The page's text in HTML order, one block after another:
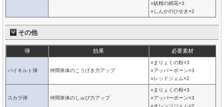
○妖精の綿花×3
○しんかのひせき×2
その他
弾 効果 必要素材
バイキルト弾 仲間単体のこうげき力アップ
○まりょくの粉×3
○アッパーボーン×3
○レッドジェム×2
スカラ弾 仲間単体のしゅび力アップ
○まりょくの粉×3
○アッパーボーン×3
○オレンジジェム×2